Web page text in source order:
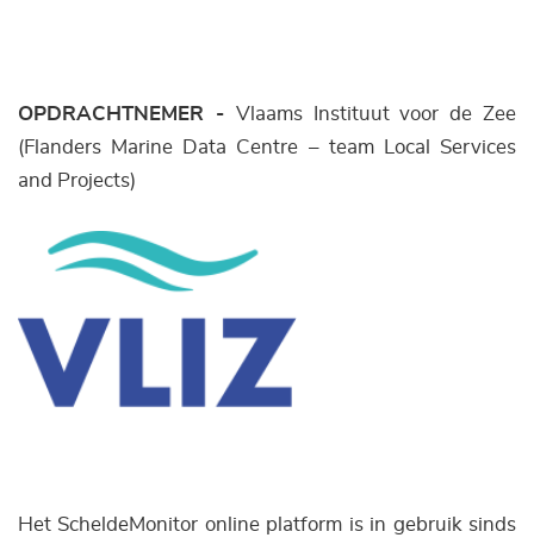
OPDRACHTNEMER - Vlaams Instituut voor de Zee
(Flanders Marine Data Centre – team Local Services
and Projects)
Het ScheldeMonitor online platform is in gebruik sinds